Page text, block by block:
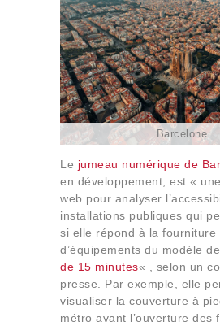
Barcelone
Le jumeau numérique de
en développement, est «
web pour analyser
installations publiques qui
si elle répond à la fourniture
d’équipements du modèle
de 15 minutes« , selon un
presse. Par exemple, elle
visualiser la couverture à
métro avant l’ouverture des